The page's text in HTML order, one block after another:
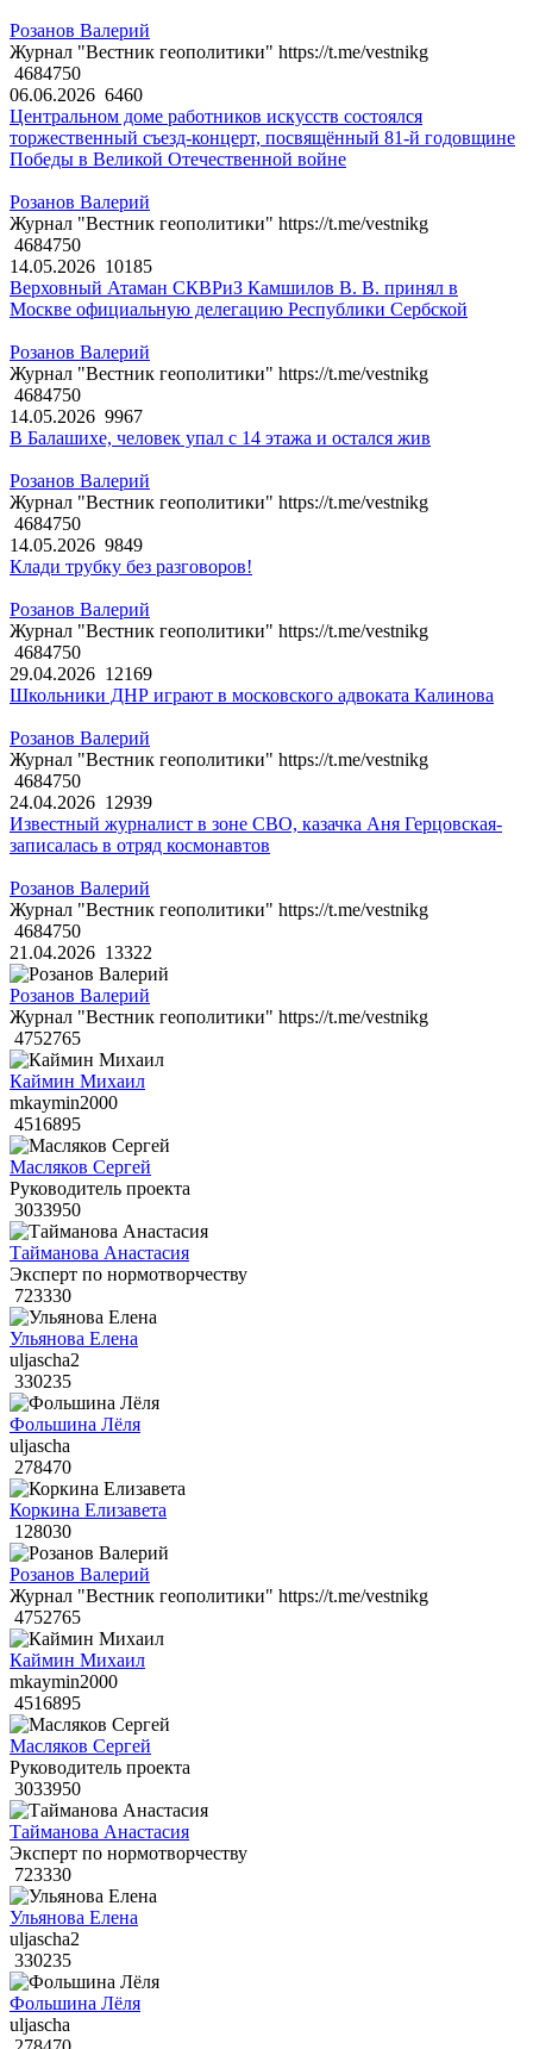
Розанов Валерий
Журнал "Вестник геополитики" https://t.me/vestnikg
4684750
06.06.2026 6460
Центральном доме работников искусств состоялся
торжественный съезд-концерт, посвящённый 81-й годовщине
Победы в Великой Отечественной войне
Розанов Валерий
Журнал "Вестник геополитики" https://t.me/vestnikg
4684750
14.05.2026 10185
Верховный Атаман СКВРиЗ Камшилов В. В. принял в
Москве официальную делегацию Республики Сербской
Розанов Валерий
Журнал "Вестник геополитики" https://t.me/vestnikg
4684750
14.05.2026 9967
В Балашихе, человек упал с 14 этажа и остался жив
Розанов Валерий
Журнал "Вестник геополитики" https://t.me/vestnikg
4684750
14.05.2026 9849
Клади трубку без разговоров!
Розанов Валерий
Журнал "Вестник геополитики" https://t.me/vestnikg
4684750
29.04.2026 12169
Школьники ДНР играют в московского адвоката Калинова
Розанов Валерий
Журнал "Вестник геополитики" https://t.me/vestnikg
4684750
24.04.2026 12939
Известный журналист в зоне СВО, казачка Аня Герцовская-
записалась в отряд космонавтов
Розанов Валерий
Журнал "Вестник геополитики" https://t.me/vestnikg
4684750
21.04.2026 13322
Розанов Валерий
Журнал "Вестник геополитики" https://t.me/vestnikg
4752765
Каймин Михаил
mkaymin2000
4516895
Масляков Сергей
Руководитель проекта
3033950
Тайманова Анастасия
Эксперт по нормотворчеству
723330
Ульянова Елена
uljascha2
330235
Фольшина Лёля
uljascha
278470
Коркина Елизавета
128030
Розанов Валерий
Журнал "Вестник геополитики" https://t.me/vestnikg
4752765
Каймин Михаил
mkaymin2000
4516895
Масляков Сергей
Руководитель проекта
3033950
Тайманова Анастасия
Эксперт по нормотворчеству
723330
Ульянова Елена
uljascha2
330235
Фольшина Лёля
uljascha